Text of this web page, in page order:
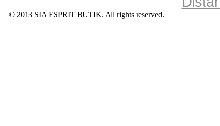
© 2013 SIA ESPRIT BUTIK. All rights reserved.